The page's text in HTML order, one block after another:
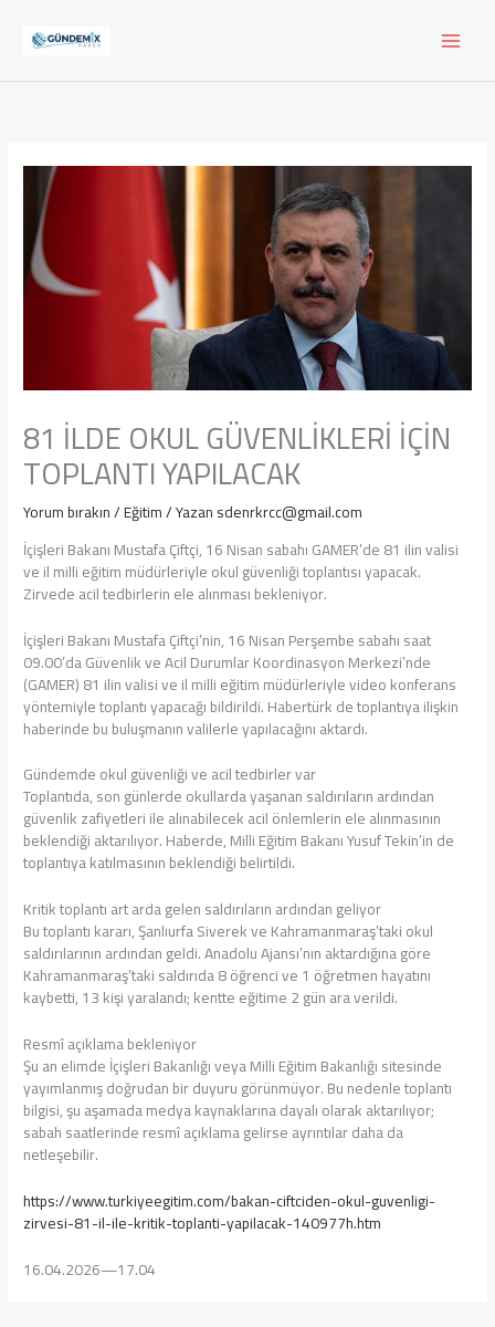
81 İLDE OKUL GÜVENLİKLERİ İÇİN
TOPLANTI YAPILACAK
Yorum bırakın/Eğitim/ Yazansdenrkrcc@gmail.com
İçişleri Bakanı Mustafa Çiftçi, 16 Nisan sabahı GAMER’de 81 ilin valisi
ve il milli eğitim müdürleriyle okul güvenliği toplantısı yapacak.
Zirvede acil tedbirlerin ele alınması bekleniyor.
İçişleri Bakanı Mustafa Çiftçi’nin, 16 Nisan Perşembe sabahı saat
09.00’da Güvenlik ve Acil Durumlar Koordinasyon Merkezi’nde
(GAMER) 81 ilin valisi ve il milli eğitim müdürleriyle video konferans
yöntemiyle toplantı yapacağı bildirildi. Habertürk de toplantıya ilişkin
haberinde bu buluşmanın valilerle yapılacağını aktardı.
Gündemde okul güvenliği ve acil tedbirler var
Toplantıda, son günlerde okullarda yaşanan saldırıların ardından
güvenlik zafiyetleri ile alınabilecek acil önlemlerin ele alınmasının
beklendiği aktarılıyor. Haberde, Milli Eğitim Bakanı Yusuf Tekin’in de
toplantıya katılmasının beklendiği belirtildi.
Kritik toplantı art arda gelen saldırıların ardından geliyor
Bu toplantı kararı, Şanlıurfa Siverek ve Kahramanmaraş’taki okul
saldırılarının ardından geldi. Anadolu Ajansı’nın aktardığına göre
Kahramanmaraş’taki saldırıda 8 öğrenci ve 1 öğretmen hayatını
kaybetti, 13 kişi yaralandı; kentte eğitime 2 gün ara verildi.
Resmî açıklama bekleniyor
Şu an elimde İçişleri Bakanlığı veya Milli Eğitim Bakanlığı sitesinde
yayımlanmış doğrudan bir duyuru görünmüyor. Bu nedenle toplantı
bilgisi, şu aşamada medya kaynaklarına dayalı olarak aktarılıyor;
sabah saatlerinde resmî açıklama gelirse ayrıntılar daha da
netleşebilir.
https://www.turkiyeegitim.com/bakan-ciftciden-okul-guvenligi-
zirvesi-81-il-ile-kritik-toplanti-yapilacak-140977h.htm
16.04.2026—17.04